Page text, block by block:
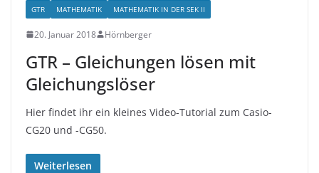
GTR MATHEMATIK MATHEMATIK IN DER SEK II
20. Januar 2018 Hörnberger
GTR – Gleichungen lösen mit
Gleichungslöser
Hier findet ihr ein kleines Video-Tutorial zum Casio-
CG20 und -CG50.
Weiterlesen